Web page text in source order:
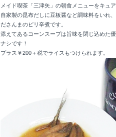
メイド喫茶「三津矢」の朝食メニューをキュ
自家製の昆布だしに豆板醤など調味料をいれ
ださんまのピリ辛煮です。
添えてあるコーンスープは旨味を閉じ込めた
ナシです！
プラス￥200＋税でライスもつけられます。